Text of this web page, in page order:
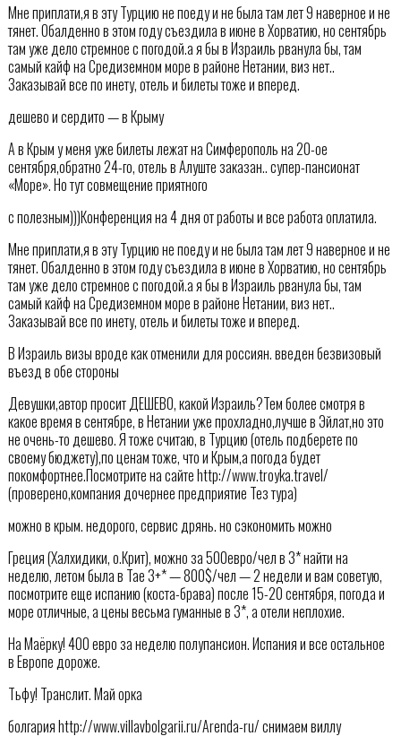
Мне приплати,я в эту Турцию не поеду и не была там лет 9 наверное и не
тянет. Обалденно в этом году съездила в июне в Хорватию, но сентябрь
там уже дело стремное с погодой.а я бы в Израиль рванула бы, там
самый кайф на Средиземном море в районе Нетании, виз нет..
Заказывай все по инету, отель и билеты тоже и вперед.
дешево и сердито — в Крыму
А в Крым у меня уже билеты лежат на Симферополь на 20-ое
сентября,обратно 24-го, отель в Алуште заказан.. супер-пансионат
«Море». Но тут совмещение приятного
с полезным)))Конференция на 4 дня от работы и все работа оплатила.
Мне приплати,я в эту Турцию не поеду и не была там лет 9 наверное и не
тянет. Обалденно в этом году съездила в июне в Хорватию, но сентябрь
там уже дело стремное с погодой.а я бы в Израиль рванула бы, там
самый кайф на Средиземном море в районе Нетании, виз нет..
Заказывай все по инету, отель и билеты тоже и вперед.
В Израиль визы вроде как отменили для россиян. введен безвизовый
въезд в обе стороны
Девушки,автор просит ДЕШЕВО, какой Израиль?Тем более смотря в
какое время в сентябре, в Нетании уже прохладно,лучше в Эйлат,но это
не очень-то дешево. Я тоже считаю, в Турцию (отель подберете по
своему бюджету),по ценам тоже, что и Крым,а погода будет
покомфортнее.Посмотрите на сайте http://www.troyka.travel/
(проверено,компания дочернее предприятие Тез тура)
можно в крым. недорого, сервис дрянь. но сэкономить можно
Греция (Халхидики, о.Крит), можно за 500евро/чел в 3* найти на
неделю, летом была в Тае 3+* — 800$/чел — 2 недели и вам советую,
посмотрите еще испанию (коста-брава) после 15-20 сентября, погода и
море отличные, а цены весьма гуманные в 3*, а отели неплохие.
На Маёрку! 400 евро за неделю полупансион. Испания и все остальное
в Европе дороже.
Тьфу! Транслит. Май орка
болгария http://www.villavbolgarii.ru/Arenda-ru/ снимаем виллу